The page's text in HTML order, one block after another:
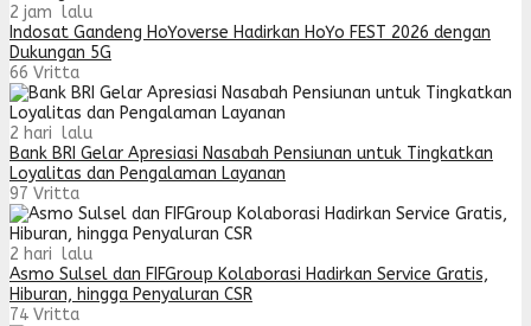
2 jam lalu
Indosat Gandeng HoYoverse Hadirkan HoYo FEST 2026 dengan
Dukungan 5G
66 Vritta
2 hari lalu
Bank BRI Gelar Apresiasi Nasabah Pensiunan untuk Tingkatkan
Loyalitas dan Pengalaman Layanan
97 Vritta
2 hari lalu
Asmo Sulsel dan FIFGroup Kolaborasi Hadirkan Service Gratis,
Hiburan, hingga Penyaluran CSR
74 Vritta